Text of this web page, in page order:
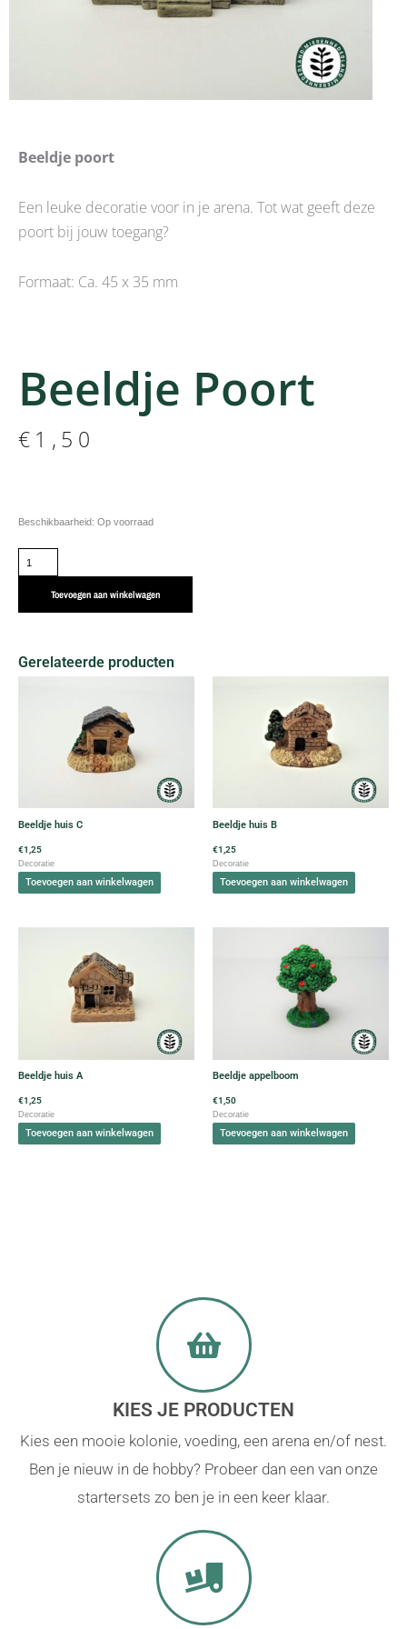
Beeldje poort
Een leuke decoratie voor in je arena. Tot wat geeft deze
poort bij jouw toegang?
Formaat: Ca. 45 x 35 mm
Beeldje Poort
€ 1,50
Beschikbaarheid: Op voorraad
Beeldje
aantal
Toevoegen aan winkelwagen
Gerelateerde producten
Beeldje huis C
€1,25
Decoratie
Toevoegen aan winkelwagen
Beeldje huis B
€1,25
Decoratie
Toevoegen aan winkelwagen
Beeldje huis A
€1,25
Decoratie
Toevoegen aan winkelwagen
Beeldje appelboom
€1,50
Decoratie
Toevoegen aan winkelwagen
KIES JE PRODUCTEN
Kies een mooie kolonie, voeding, een arena en/of nest.
Ben je nieuw in de hobby? Probeer dan een van onze
startersets zo ben je in een keer klaar.